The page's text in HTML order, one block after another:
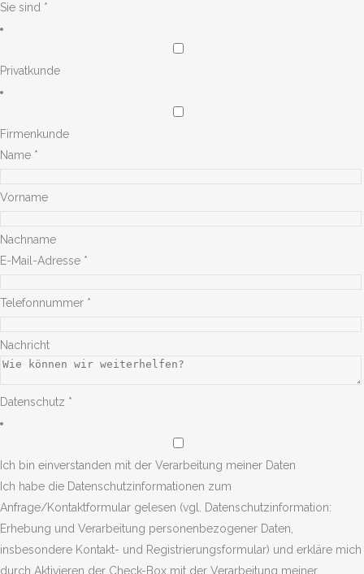
Sie sind *
Privatkunde
Firmenkunde
Name *
Vorname
Nachname
E-
Adresse
sind
E-Mail-Adresse *
Telefonnummer *
Nachricht
Datenschutz *
Ich bin einverstanden mit der Verarbeitung meiner Daten
Ich habe die Datenschutzinformationen zum
Anfrage/Kontaktformular gelesen (vgl. Datenschutzinformation:
Erhebung und Verarbeitung personenbezogener Daten,
insbesondere Kontakt- und Registrierungsformular) und erkläre mich
durch Aktivieren der Check-Box mit der Verarbeitung meiner